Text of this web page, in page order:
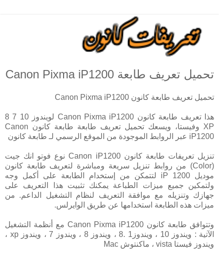
تحميل تعريف طابعة Canon Pixma iP1200
تحميل تعريف طابعة كانون Canon Pixma iP1200
هذا تعريف طابعة كانون Canon Pixma iP1200 لويندوز 10 7 8
XP وفيستا، ويسعك تحميل تعريف طابعة طابعة كانون Canon
iP1200 عبر الروابط الموجودة من الموقع الرسمي لـ طابعة كانون
تنزيل تعريفات طابعة كانون Canon iP1200 نوع فوتو انك جيت
(Color) من روابط تنزيل سريعة ومباشرة لتعريف طابعة كانون
موديل iP 1200 لتتمكن من إستخدام الطابعة على أكمل وجه
ولتمكين جميع ميزات الطباعة يمكنك تثبيت هذا التعريف على
جهازك وتنزيله مع موافقة التعريف لنظام التشغيل الداعم. من
ميزات هذه الطابعة استخدامها عن طريق الوايرلس.
وتتوافق طابعة كانون Canon Pixma iP1200 مع أنظمة التشغيل
الآتية : ويندوز 10 ، ويندوز1 .8 ، ويندوز 8 ، ويندوز 7 ، ويندوز xp ،
ويندوز فيستا vista ، ماكنتوش Mac